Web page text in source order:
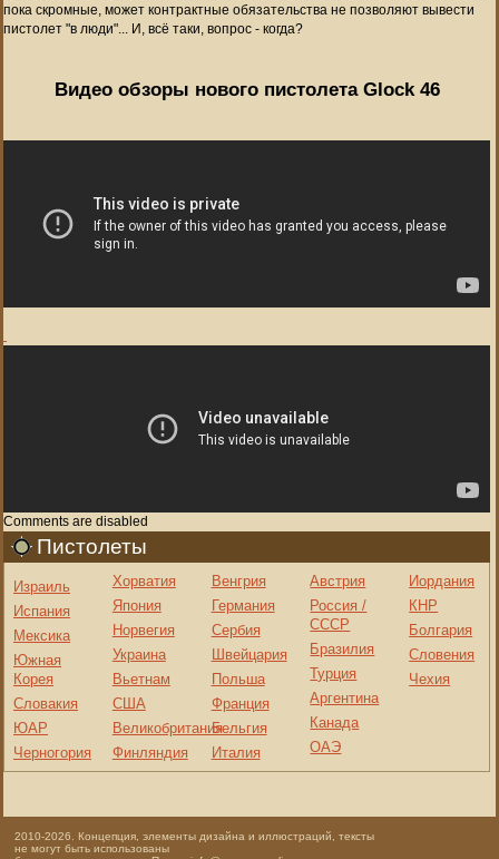
пока скромные, может контрактные обязательства не позволяют вывести
пистолет "в люди"... И, всё таки, вопрос - когда?
Видео обзоры нового пистолета Glock 46
Comments are disabled
Пистолеты
Израиль
Испания
Мексика
Южная
Корея
Словакия
ЮАР
Черногория
Хорватия
Япония
Норвегия
Украина
Вьетнам
США
Великобритания
Финляндия
Венгрия
Германия
Сербия
Швейцария
Польша
Франция
Бельгия
Италия
Австрия
Россия /
СССР
Бразилия
Турция
Аргентина
Канада
ОАЭ
Иордания
КНР
Болгария
Словения
Чехия
2010-2026. Концепция, элементы дизайна и иллюстраций, тексты
не могут быть использованы